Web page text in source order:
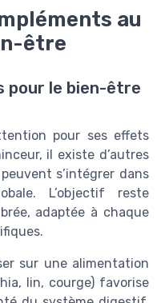
au
être
pour le bien-être
pour ses effets
il existe d’autres
s’intégrer dans
L’objectif reste
adaptée à chaque
sur une alimentation
lin, courge) favorise